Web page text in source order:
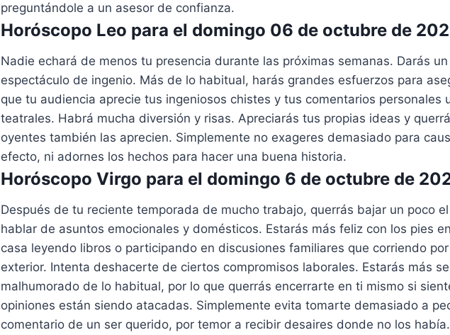
preguntándole a un asesor de confianza.
Horóscopo Leo para el domingo 06 de octubre de
Nadie echará de menos tu presencia durante las próximas semanas. Darás un
espectáculo de ingenio. Más de lo habitual, harás grandes esfuerzos para
que tu audiencia aprecie tus ingeniosos chistes y tus comentarios personales
teatrales. Habrá mucha diversión y risas. Apreciarás tus propias ideas y
oyentes también las aprecien. Simplemente no exageres demasiado para
efecto, ni adornes los hechos para hacer una buena historia.
Horóscopo Virgo para el domingo 6 de octubre de
Después de tu reciente temporada de mucho trabajo, querrás bajar un poco
hablar de asuntos emocionales y domésticos. Estarás más feliz con los pies
casa leyendo libros o participando en discusiones familiares que corriendo
exterior. Intenta deshacerte de ciertos compromisos laborales. Estarás más
malhumorado de lo habitual, por lo que querrás encerrarte en ti mismo si
opiniones están siendo atacadas. Simplemente evita tomarte demasiado a
comentario de un ser querido, por temor a recibir desaires donde no los había.